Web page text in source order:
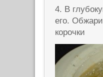
4. В
его.
корочки